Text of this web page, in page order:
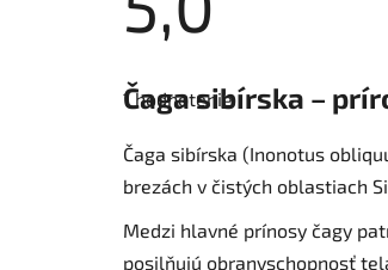
hodnotenie
produktu
5,0
z
5
hviezdičiek.
1 hodnotenie
Čaga sibírska –
Čaga sibírska (Inonotus
brezách v čistých oblastiach
Medzi hlavné prínosy čagy
posilňujú obranyschopnosť